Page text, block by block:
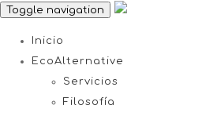
Toggle navigation
Inicio
EcoAlternative
Servicios
Filosofía